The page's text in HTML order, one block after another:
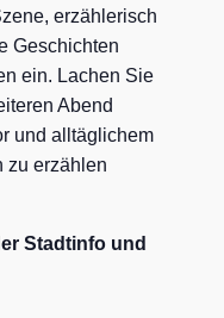
erzählerisch
Geschichten
ein. Lachen Sie
Abend
und alltäglichem
zu erzählen
Stadtinfo und